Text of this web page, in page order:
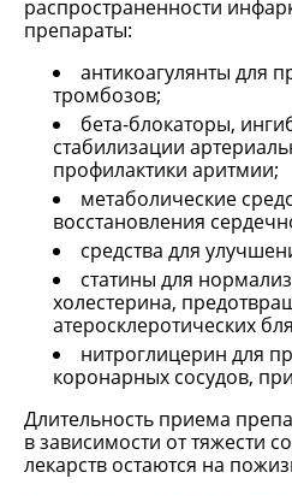
распространенности
препараты:
антикоагулянты для
тромбозов;
бета-блокаторы,
стабилизации
профилактики аритмии;
метаболические
восстановления
средства для
статины для
холестерина,
атеросклеротических
нитроглицерин для
коронарных сосудов,
Длительность приема
в зависимости от тяжести
лекарств остаются на